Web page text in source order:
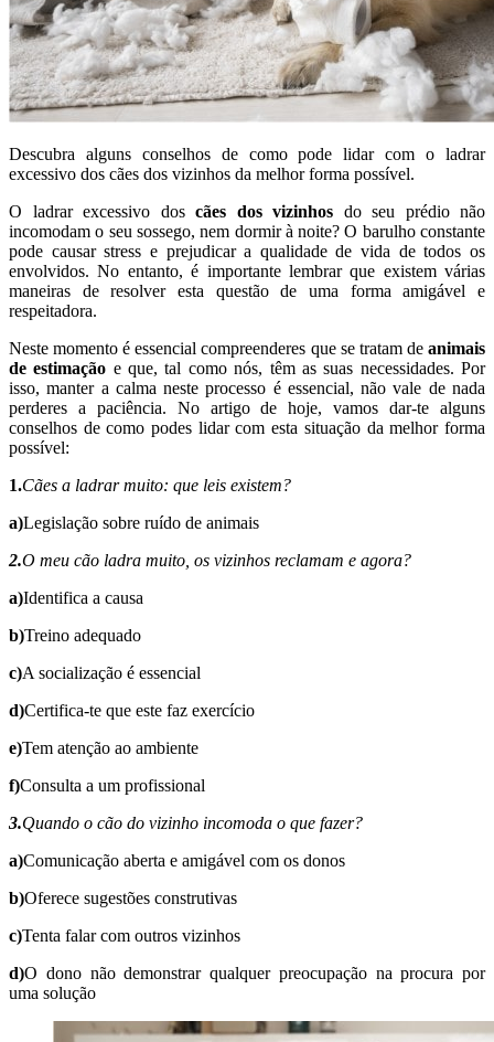
Descubra alguns conselhos de como pode lidar com o ladrar
excessivo dos cães dos vizinhos da melhor forma possível.
O ladrar excessivo dos cães dos vizinhos do seu prédio não
incomodam o seu sossego, nem dormir à noite? O barulho constante
pode causar stress e prejudicar a qualidade de vida de todos os
envolvidos. No entanto, é importante lembrar que existem várias
maneiras de resolver esta questão de uma forma amigável e
respeitadora.
Neste momento é essencial compreenderes que se tratam de animais
de estimação e que, tal como nós, têm as suas necessidades. Por
isso, manter a calma neste processo é essencial, não vale de nada
perderes a paciência. No artigo de hoje, vamos dar-te alguns
conselhos de como podes lidar com esta situação da melhor forma
possível:
1.Cães a ladrar muito: que leis existem?
a)Legislação sobre ruído de animais
2.O meu cão ladra muito, os vizinhos reclamam e agora?
a)Identifica a causa
b)Treino adequado
c)A socialização é essencial
d)Certifica-te que este faz exercício
e)Tem atenção ao ambiente
f)Consulta a um profissional
3.Quando o cão do vizinho incomoda o que fazer?
a)Comunicação aberta e amigável com os donos​​​​​​​
b)Oferece sugestões construtivas​​​​​​​​​​​​​​
c)Tenta falar com outros vizinhos​​​​​​​
d)O dono não demonstrar qualquer preocupação na procura por
uma solução​​​​​​​